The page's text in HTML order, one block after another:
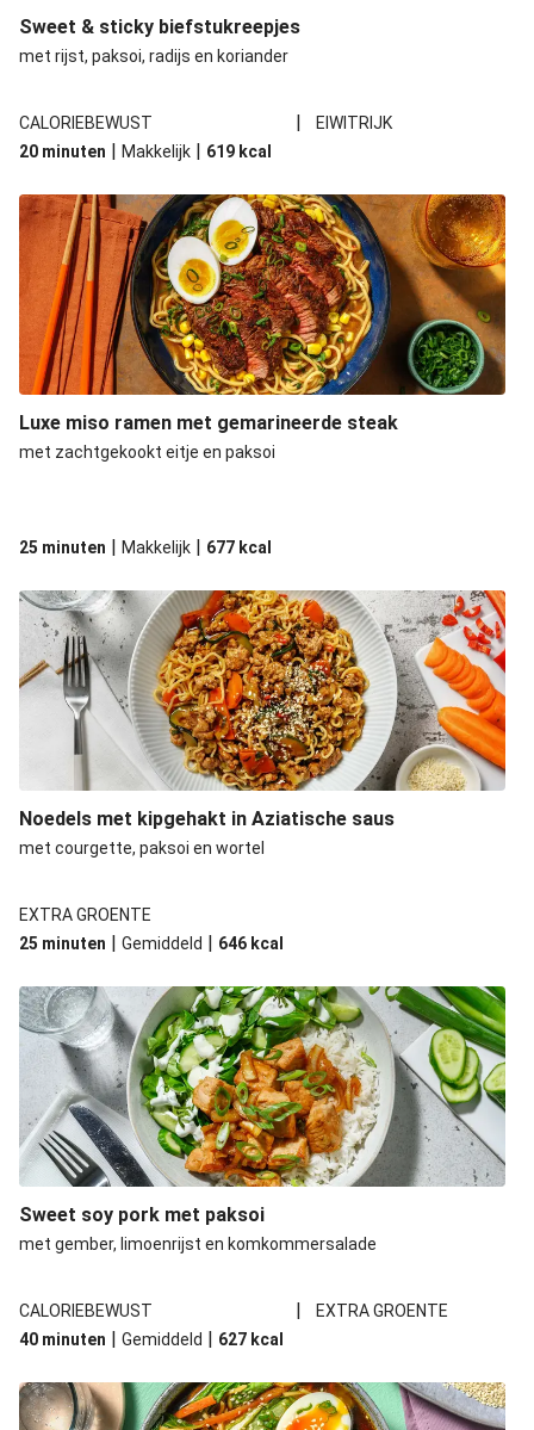
Sweet & sticky biefstukreepjes
met rijst, paksoi, radijs en koriander
CALORIEBEWUST |
EIWITRIJK
20 minuten | Makkelijk | 619 kcal
Luxe miso ramen met gemarineerde steak
met zachtgekookt eitje en paksoi
25 minuten | Makkelijk | 677 kcal
Noedels met kipgehakt in Aziatische saus
met courgette, paksoi en wortel
EXTRA GROENTE
25 minuten | Gemiddeld | 646 kcal
Sweet soy pork met paksoi
met gember, limoenrijst en komkommersalade
CALORIEBEWUST |
EXTRA GROENTE
40 minuten | Gemiddeld | 627 kcal